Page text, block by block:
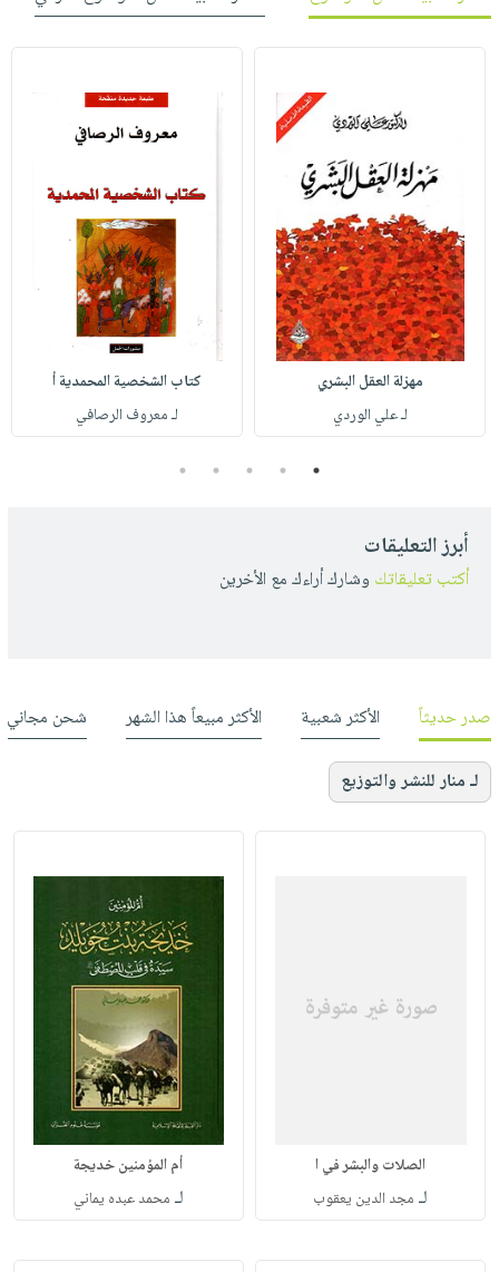
مهزلة العقل البشري
لـ علي الوردي
كتاب الشخصية المحمدية أ
لـ معروف الرصافي
1
2
3
4
5
أبرز التعليقات
أكتب تعليقاتك وشارك أراءك مع الأخرين
صدر حديثاً الأكثر شعبية الأكثر مبيعاً هذا الشهر شحن مجاني
لـ منار للنشر والتوزيع
الصلات والبشر في ا
لـ مجد الدين يعقوب
أم المؤمنين خديجة
لـ محمد عبده يماني